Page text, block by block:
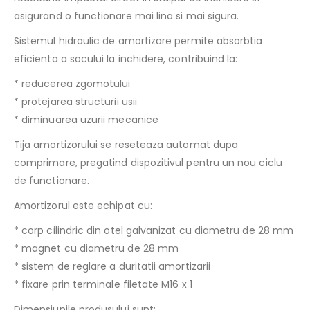
asigurand o functionare mai lina si mai sigura.
Sistemul hidraulic de amortizare permite absorbtia
eficienta a socului la inchidere, contribuind la:
* reducerea zgomotului
* protejarea structurii usii
* diminuarea uzurii mecanice
Tija amortizorului se reseteaza automat dupa
comprimare, pregatind dispozitivul pentru un nou ciclu
de functionare.
Amortizorul este echipat cu:
* corp cilindric din otel galvanizat cu diametru de 28 mm
* magnet cu diametru de 28 mm
* sistem de reglare a duritatii amortizarii
* fixare prin terminale filetate M16 x 1